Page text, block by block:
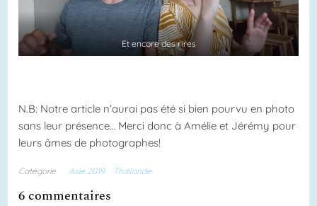
Et encore des rires
N.B: Notre article n’aurai pas été si bien pourvu en photo
sans leur présence… Merci donc à Amélie et Jérémy pour
leurs âmes de photographes!
Catégorie Asie 2019 Thaïlande
6 commentaires